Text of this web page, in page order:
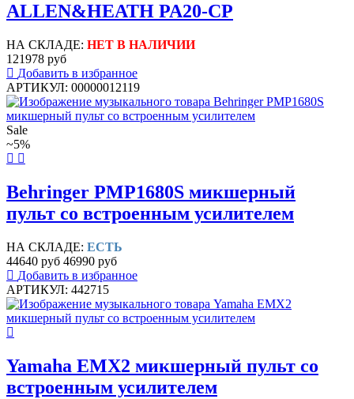
ALLEN&HEATH PA20-CP
НА СКЛАДЕ: НЕТ В НАЛИЧИИ
121978 руб
Добавить в избранное
АРТИКУЛ: 00000012119
Sale
~5%
Behringer PMP1680S микшерный
пульт со встроенным усилителем
НА СКЛАДЕ: ЕСТЬ
44640 руб 46990 руб
Добавить в избранное
АРТИКУЛ: 442715
Yamaha EMX2 микшерный пульт со
встроенным усилителем